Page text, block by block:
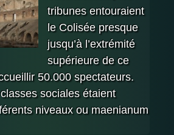
tribunes entouraient
le Colisée presque
jusqu’à l’extrémité
supérieure de ce
50.000 spectateurs.
sociales étaient
niveaux ou maenianum